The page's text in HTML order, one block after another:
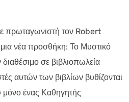
πρωταγωνιστή τον Robert
νέα προσθήκη: Το Μυστικό
σε βιβλιοπωλεία
αυτών των βιβλίων βυθίζονται
ένας Καθηγητής